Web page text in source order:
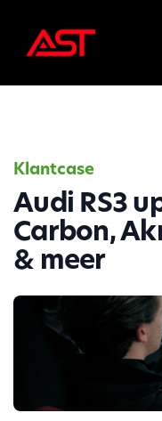
Klantcase
Audi RS3
Carbon,
& meer